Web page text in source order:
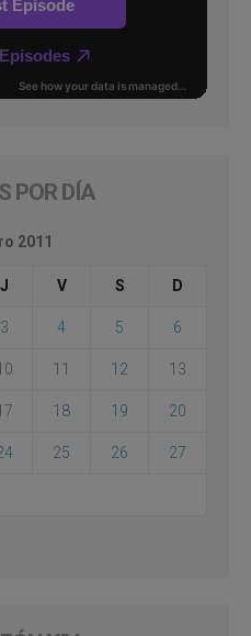
POR DÍA
2011
J V S D
3 4 5 6
11 12 13
18 19 20
25 26 27